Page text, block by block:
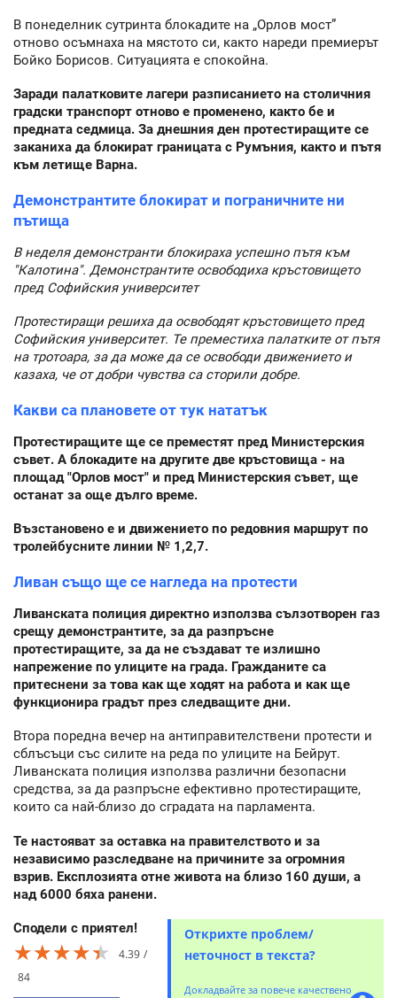
В понеделник сутринта блокадите на „Орлов мост”
отново осъмнаха на мястото си, както нареди премиерът
Бойко Борисов. Ситуацията е спокойна.
Заради палатковите лагери разписанието на столичния
градски транспорт отново е променено, както бе и
предната седмица. За днешния ден протестиращите се
заканиха да блокират границата с Румъния, както и пътя
към летище Варна.
Демонстрантите блокират и пограничните ни
пътища
В неделя демонстранти блокираха успешно пътя към
"Калотина". Демонстрантите освободиха кръстовището
пред Софийския университет
Протестиращи решиха да освободят кръстовището пред
Софийския университет. Те преместиха палатките от пътя
на тротоара, за да може да се освободи движението и
казаха, че от добри чувства са сторили добре.
Какви са плановете от тук нататък
Протестиращите ще се преместят пред Министерския
съвет. А блокадите на другите две кръстовища - на
площад "Орлов мост" и пред Министерския съвет, ще
останат за още дълго време.
Възстановено е и движението по редовния маршрут по
тролейбусните линии № 1,2,7.
Ливан също ще се нагледа на протести
Ливанската полиция директно използва сълзотворен газ
срещу демонстрантите, за да разпръсне
протестиращите, за да не създават те излишно
напрежение по улиците на града. Гражданите са
притеснени за това как ще ходят на работа и как ще
функционира градът през следващите дни.
Втора поредна вечер на антиправителствени протести и
сблъсъци със силите на реда по улиците на Бейрут.
Ливанската полиция използва различни безопасни
средства, за да разпръсне ефективно протестиращите,
които са най-близо до сградата на парламента.
Те настояват за оставка на правителството и за
независимо разследване на причините за огромния
взрив. Експлозията отне живота на близо 160 души, а
над 6000 бяха ранени.
Сподели с приятел!
★★★★★
★★★★★
★★★★★
4.39
84
Открихте проблем/
неточност в текста?
Докладвайте за повече качествено